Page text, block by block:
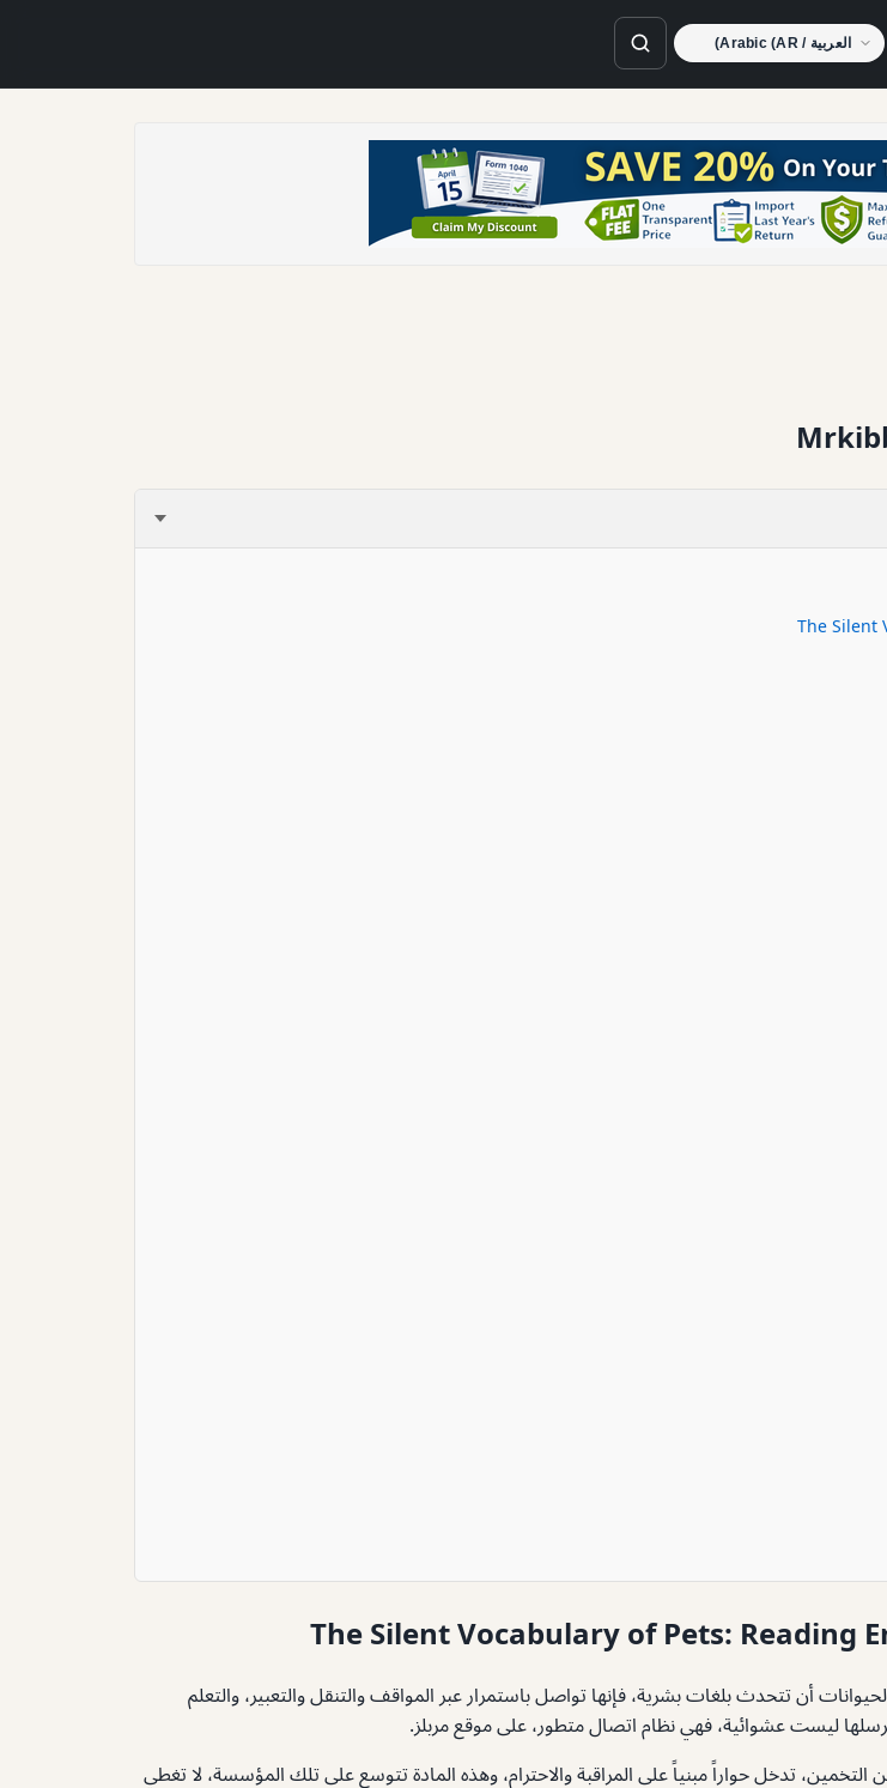
The Silent
The Silent Vocabulary of Pets: Reading
أن تتحدث بلغات بشرية، فإنها تواصل باستمرار عبر المواقف والتنقل والتعبير، والتعلم
ليست عشوائية، فهي نظام اتصال متطور، على موقع مربلز.
تدخل حواراً مبنياً على المراقبة والاحترام، وهذه المادة تتوسع على تلك المؤسسة، لا تغطي